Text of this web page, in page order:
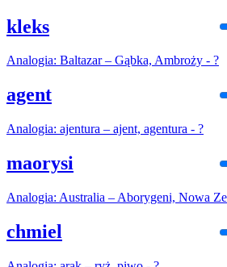
kleks
Analogia: Baltazar – Gąbka, Ambroży - ?
agent
Analogia: ajentura – ajent, agentura - ?
maorysi
Analogia: Australia – Aborygeni, Nowa
chmiel